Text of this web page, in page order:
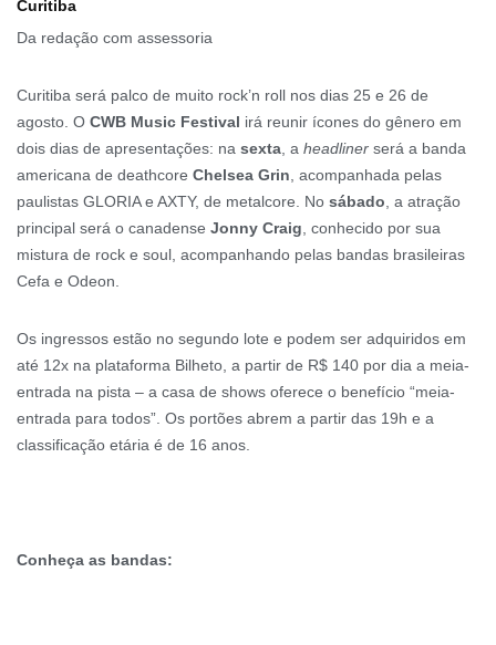
Curitiba
Da redação com assessoria
Curitiba será palco de muito rock’n roll nos dias 25 e 26 de
agosto. O CWB Music Festival irá reunir ícones do gênero em
dois dias de apresentações: na sexta , a headliner será a banda
americana de deathcore Chelsea Grin , acompanhada pelas
paulistas GLORIA e AXTY, de metalcore. No sábado , a atração
principal será o canadense Jonny Craig , conhecido por sua
mistura de rock e soul, acompanhando pelas bandas brasileiras
Cefa e Odeon.
Os ingressos estão no segundo lote e podem ser adquiridos em
até 12x na plataforma Bilheto, a partir de R$ 140 por dia a meia-
entrada na pista – a casa de shows oferece o benefício “meia-
entrada para todos”. Os portões abrem a partir das 19h e a
classificação etária é de 16 anos.
Conheça as bandas: